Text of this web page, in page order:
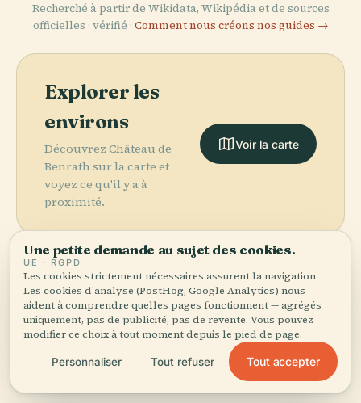
Recherché à partir de Wikidata, Wikipédia et de sources
officielles · vérifié · Comment nous créons nos guides →
Explorer les
environs
Découvrez Château de
Benrath sur la carte et
voyez ce qu'il y a à
proximité.
Voir la carte
More inDüsseldorf.
98 lieux à découvrir — quelques-uns à associer.
PLACE
Museum
Kunstpalast
PLACE
Arrondissement
1
PLACE
Cimetière du
Nord de
Düsseldorf
Une petite demande au sujet des cookies.
UE · RGPD
Les cookies strictement nécessaires assurent la navigation.
Les cookies d'analyse (PostHog, Google Analytics) nous
aident à comprendre quelles pages fonctionnent — agrégés
uniquement, pas de publicité, pas de revente. Vous pouvez
modifier ce choix à tout moment depuis le pied de page.
Personnaliser Tout refuser Tout accepter